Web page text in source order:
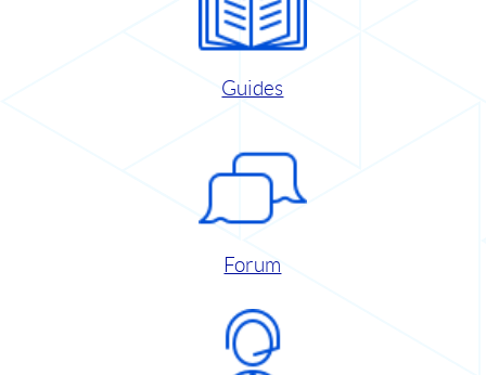
Guides
Forum